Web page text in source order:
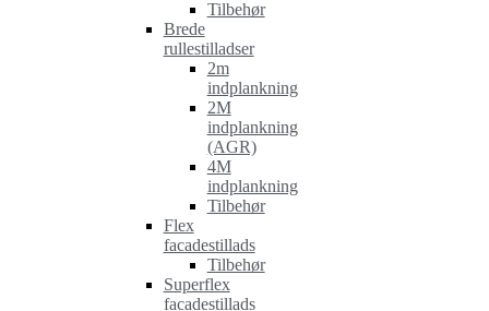
Tilbehør
Brede
rullestilladser
2m
indplankning
2M
indplankning
(AGR)
4M
indplankning
Tilbehør
Flex
facadestillads
Tilbehør
Superflex
facadestillads